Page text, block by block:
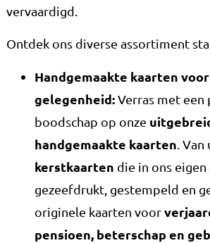
vervaardigd.
Ontdek ons diverse assortiment
Handgemaakte kaarten
gelegenheid:Verras met een
boodschap op onze
handgemaakte kaarten .
kerstkaarten die in ons
gezeefdrukt, gestempeld en
originele kaarten voor
pensioen, beterschap en